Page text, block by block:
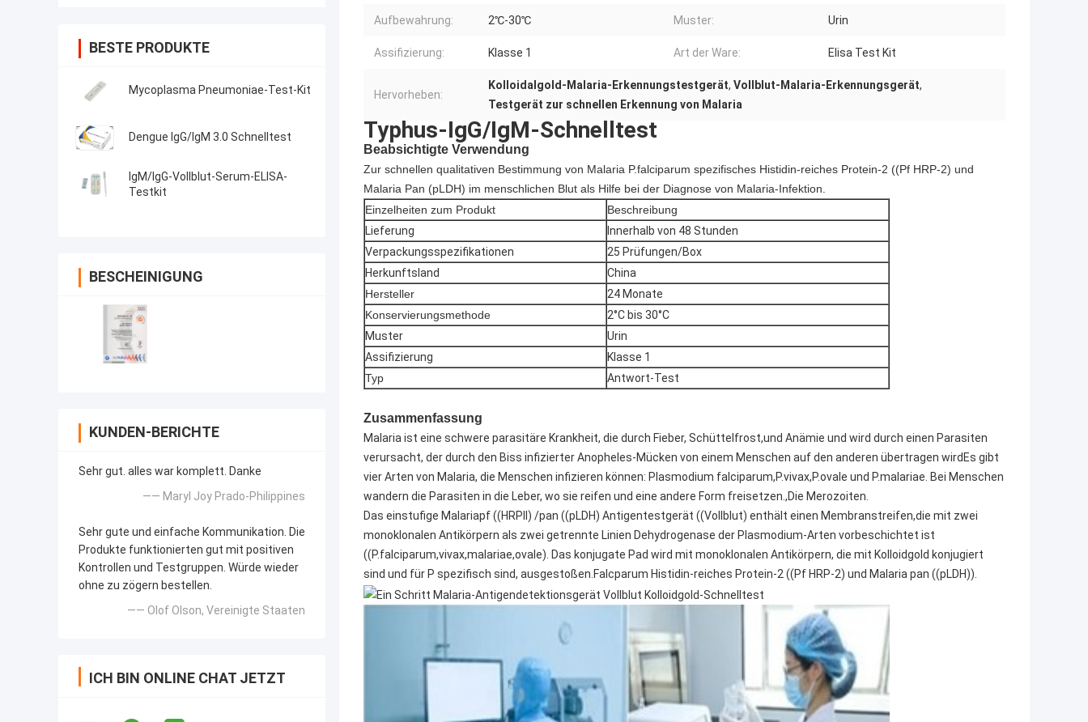
BESTE PRODUKTE
Mycoplasma Pneumoniae-Test-Kit
Dengue IgG/IgM 3.0 Schnelltest
IgM/IgG-Vollblut-Serum-ELISA-
Testkit
BESCHEINIGUNG
KUNDEN-BERICHTE
Sehr gut. alles war komplett. Danke
—— Maryl Joy Prado-Philippines
Sehr gute und einfache Kommunikation. Die
Produkte funktionierten gut mit positiven
Kontrollen und Testgruppen. Würde wieder
ohne zu zögern bestellen.
—— Olof Olson, Vereinigte Staaten
ICH BIN ONLINE CHAT JETZT
Aufbewahrung: 2℃-30℃ Muster: Urin
Assifizierung: Klasse 1 Art der Ware: Elisa Test Kit
Hervorheben:
Kolloidalgold-Malaria-Erkennungstestgerät, Vollblut-Malaria-Erkennungsgerät,
Testgerät zur schnellen Erkennung von Malaria
Typhus-IgG/IgM-Schnelltest
Beabsichtigte Verwendung
Zur schnellen qualitativen Bestimmung von Malaria P.falciparum spezifisches Histidin-reiches Protein-2 ((Pf HRP-2) und
Malaria Pan (pLDH) im menschlichen Blut als Hilfe bei der Diagnose von Malaria-Infektion.
Einzelheiten zum Produkt
Beschreibung
Lieferung
Innerhalb von 48 Stunden
Verpackungsspezifikationen
25 Prüfungen/Box
Herkunftsland
China
Hersteller
24 Monate
Konservierungsmethode
2°C bis 30°C
Muster
Urin
Assifizierung
Klasse 1
Typ
Antwort-Test
Zusammenfassung
Malaria ist eine schwere parasitäre Krankheit, die durch Fieber, Schüttelfrost,und Anämie und wird durch einen Parasiten
verursacht, der durch den Biss infizierter Anopheles-Mücken von einem Menschen auf den anderen übertragen wirdEs gibt
vier Arten von Malaria, die Menschen infizieren können: Plasmodium falciparum,P.vivax,P.ovale und P.malariae. Bei Menschen
wandern die Parasiten in die Leber, wo sie reifen und eine andere Form freisetzen.,Die Merozoiten.
Das einstufige Malariapf ((HRPII) /pan ((pLDH) Antigentestgerät ((Vollblut) enthält einen Membranstreifen,die mit zwei
monoklonalen Antikörpern als zwei getrennte Linien Dehydrogenase der Plasmodium-Arten vorbeschichtet ist
((P.falciparum,vivax,malariae,ovale). Das konjugate Pad wird mit monoklonalen Antikörpern, die mit Kolloidgold konjugiert
sind und für P spezifisch sind, ausgestoßen.Falcparum Histidin-reiches Protein-2 ((Pf HRP-2) und Malaria pan ((pLDH)).